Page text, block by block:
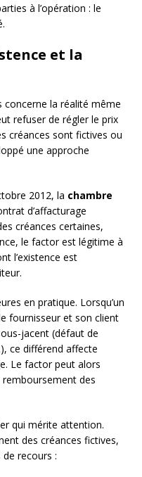
à l’opération : le
et la
concerne la réalité même
refuser de régler le prix
créances sont fictives ou
une approche
2012, la chambre
d’affacturage
créances certaines,
le factor est légitime à
l’existence est
en pratique. Lorsqu’un
fournisseur et son client
jacent (défaut de
ce différend affecte
Le factor peut alors
des
qui mérite attention.
des créances fictives,
recours :